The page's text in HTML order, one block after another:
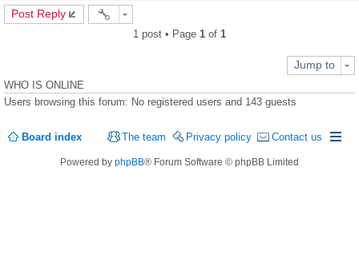
Post Reply
1 post • Page 1 of 1
Jump to
WHO IS ONLINE
Users browsing this forum: No registered users and 143 guests
Board index Contact us
Privacy policy
The team
Powered by phpBB® Forum Software © phpBB Limited